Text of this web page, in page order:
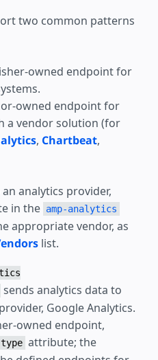
two common patterns
owned endpoint for
owned endpoint for
a vendor solution (for
, Chartbeat,
analytics provider,
in the amp-analytics
appropriate vendor, as
list.
sends analytics data to
Google Analytics.
owned endpoint,
type attribute; the